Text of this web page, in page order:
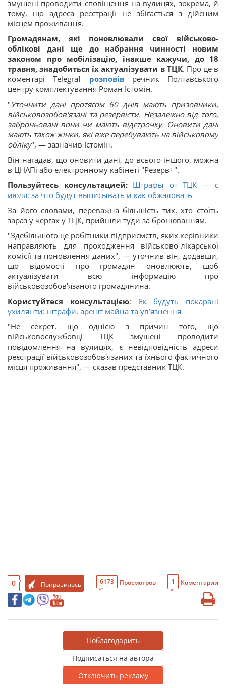
змушені проводити сповіщення на вулицях, зокрема, й
тому, що адреса реєстрації не збігається з дійсним
місцем проживання.
Громадянам, які поновлювали свої військово-
облікові дані ще до набрання чинності новим
законом про мобілізацію, інакше кажучи, до 18
травня, знадобиться їх актуалізувати в ТЦК. Про це в
коментарі Telegrafрозповівречник Полтавського
центру комплектування Роман Істомін.
"Уточнити дані протягом 60 днів мають призовники,
військовозобов'язані та резервісти. Незалежно від того,
заброньовані вони чи мають відстрочку. Оновити дані
мають також жінки, які вже перебувають на військовому
обліку", — зазначив Істомін.
Він нагадав, що оновити дані, до всього іншого, можна
в ЦНАПі або електронному кабінеті "Резерв+".
Пользуйтесь консультацией: Штрафы от ТЦК — с
июля: за что будут выписывать и как обжаловать
За його словами, переважна більшість тих, хто стоїть
зараз у чергах у ТЦК, прийшли туди за бронюванням.
"Здебільшого це робітники підприємств, яких керівники
направляють для проходження військово-лікарської
комісії та поновлення даних", — уточнив він, додавши,
що відомості про громадян оновлюють, щоб
актуалізувати всю інформацію про
військовозобов'язаного громадянина.
Користуйтеся консультацією: Як будуть покарані
ухилянти: штрафи, арешт майна та ув’язнення
"Не секрет, що однією з причин того, що
військовослужбовці ТЦК змушені проводити
повідомлення на вулицях, є невідповідність адреси
реєстрації військовозобов'язаних та їхнього фактичного
місця проживання", — сказав представник ТЦК.
0 Понравилось 6173 Просмотров 1 Коментарии
Поблагодарить
Подписаться на автора
Отключить рекламу